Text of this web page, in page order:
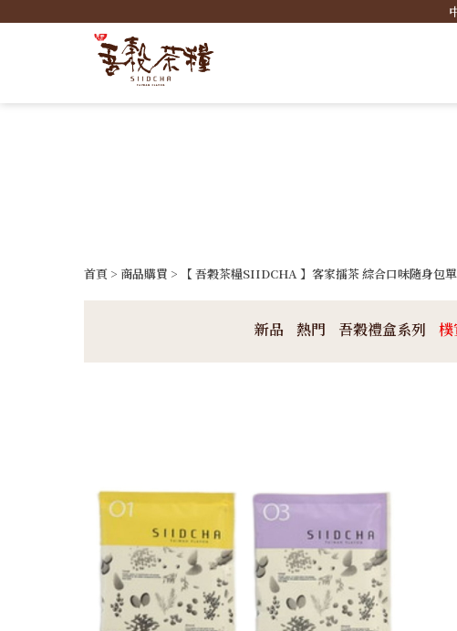
首頁 > 商品購買 > 【 吾穀茶糧SIIDCHA 】客家擂茶 綜合口味隨身
新品 熱門 吾穀禮盒系列 樸